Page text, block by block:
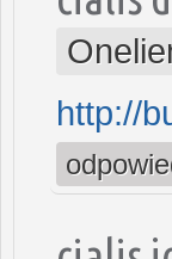
http://